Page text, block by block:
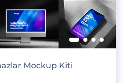
Mockup Kiti